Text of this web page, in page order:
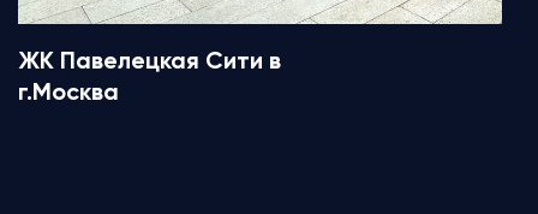
ЖК Павелецкая Сити в
г.Москва